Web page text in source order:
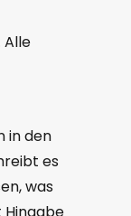
Alle
in den
es
was